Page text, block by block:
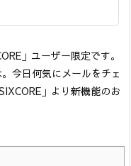
」ユーザー限定です。
今日何気にメールをチェ
」より新機能のお